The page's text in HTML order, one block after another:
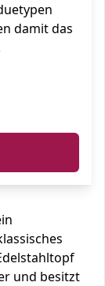
damit das
und besitzt